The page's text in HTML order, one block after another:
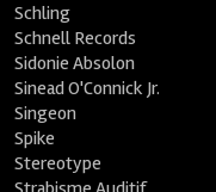
Schling
Schnell Records
Sidonie Absolon
Sinead O'Connick Jr.
Singeon
Spike
Stereotype